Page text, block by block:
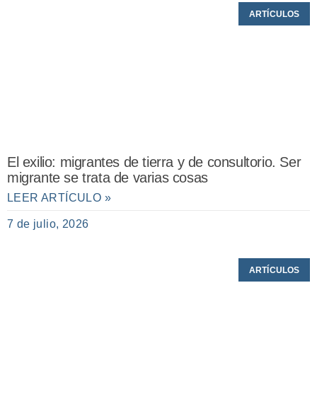
ARTÍCULOS
El exilio: migrantes de tierra y de consultorio. Ser
migrante se trata de varias cosas
LEER ARTÍCULO »
7 de julio, 2026
ARTÍCULOS